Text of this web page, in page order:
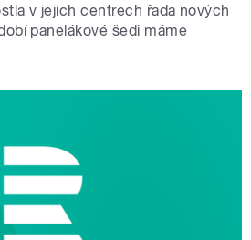
v jejich centrech řada nových
panelákové šedi máme